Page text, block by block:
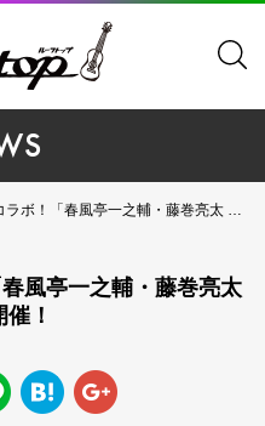
風亭一之輔・藤巻亮太 二人会 ～芝浜と粉雪～」開催！
風亭一之輔・藤巻亮太
！